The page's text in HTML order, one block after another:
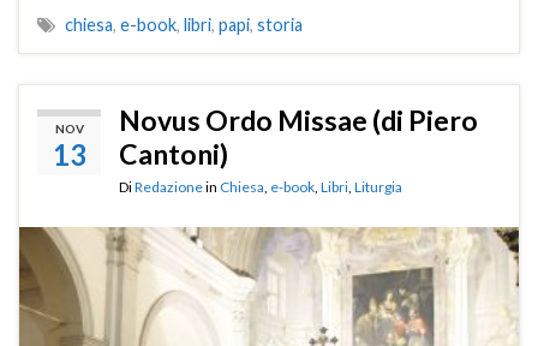
chiesa, e-book, libri, papi, storia
NOV
13
Novus Ordo Missae (di Piero
Cantoni)
DiRedazionein Chiesa e-book Libri Liturgia